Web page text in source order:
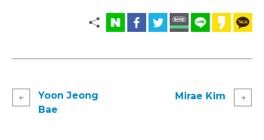
Yoon Jeong
Bae
Mirae Kim